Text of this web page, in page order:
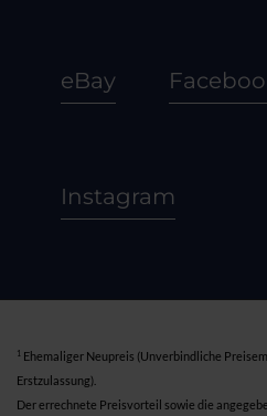
eBay
Instagram
1
Ehemaliger Neupreis (Unverbindliche
Erstzulassung).
Der errechnete Preisvorteil sowie die